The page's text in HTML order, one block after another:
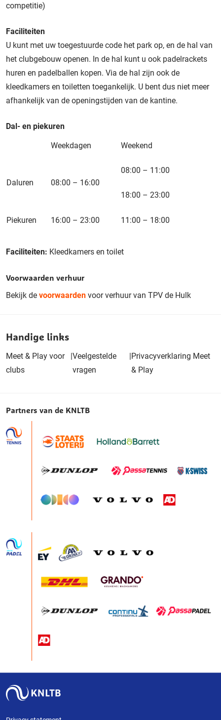
competitie)
Faciliteiten
U kunt met uw toegestuurde code het park op, en de hal van
het clubgebouw openen. In de hal kunt u ook padelrackets
huren en padelballen kopen. Via de hal zijn ook de
kleedkamers en toiletten toegankelijk. U bent dus niet meer
afhankelijk van de openingstijden van de kantine.
Dal- en piekuren
Weekdagen Weekend
Daluren 08:00 – 16:00
08:00 – 11:00
18:00 – 23:00
Piekuren 16:00 – 23:00 11:00 – 18:00
Faciliteiten: Kleedkamers en toilet
Voorwaarden verhuur
Bekijk de voorwaarden voor verhuur van TPV de Hulk
Handige links
Meet & Play voor
clubs
|Veelgestelde
vragen
|Privacyverklaring Meet
& Play
Partners van de KNLTB